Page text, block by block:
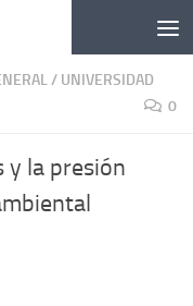
/ UNIVERSIDAD
0
y la presión